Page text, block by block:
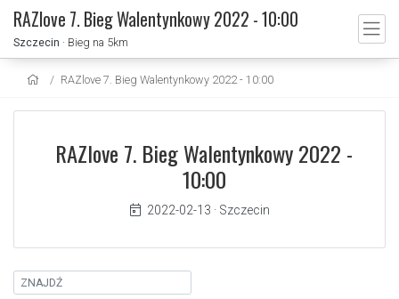
RAZlove 7. Bieg Walentynkowy 2022 - 10:00
Szczecin · Bieg na 5km
RAZlove 7. Bieg Walentynkowy 2022 - 10:00
RAZlove 7. Bieg Walentynkowy 2022 -
10:00
2022-02-13 · Szczecin